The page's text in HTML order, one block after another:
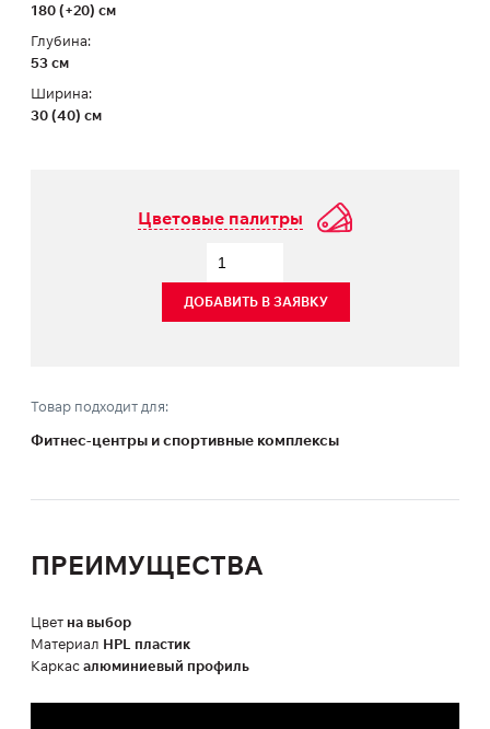
180 (+20) см
Глубина:
53 см
Ширина:
30 (40) см
Цветовые палитры
ДОБАВИТЬ В ЗАЯВКУ
Товар подходит для:
Фитнес-центры и спортивные комплексы
ПРЕИМУЩЕСТВА
Цвет на выбор
Материал HPL пластик
Каркасалюминиевый профиль